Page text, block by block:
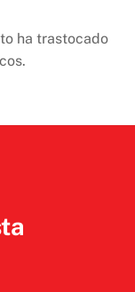
ha trastocado